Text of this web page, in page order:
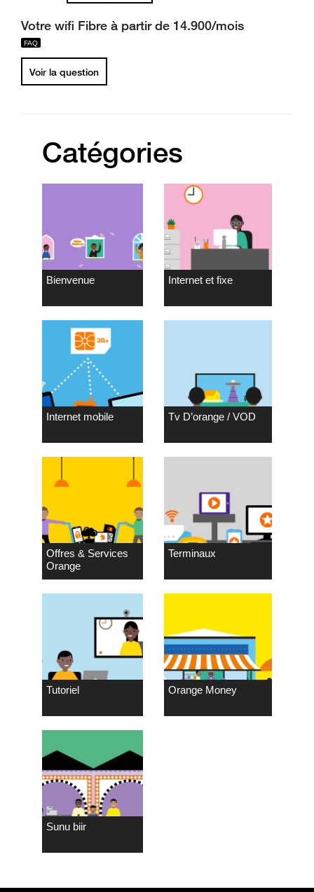
Votre wifi Fibre à partir de 14.900/mois
Voir la question
Catégories
Bienvenue Internet et fixe
Internet mobile Tv D’orange / VOD
Offres & Services
Orange
Terminaux
Tutoriel Orange Money
Sunu biir